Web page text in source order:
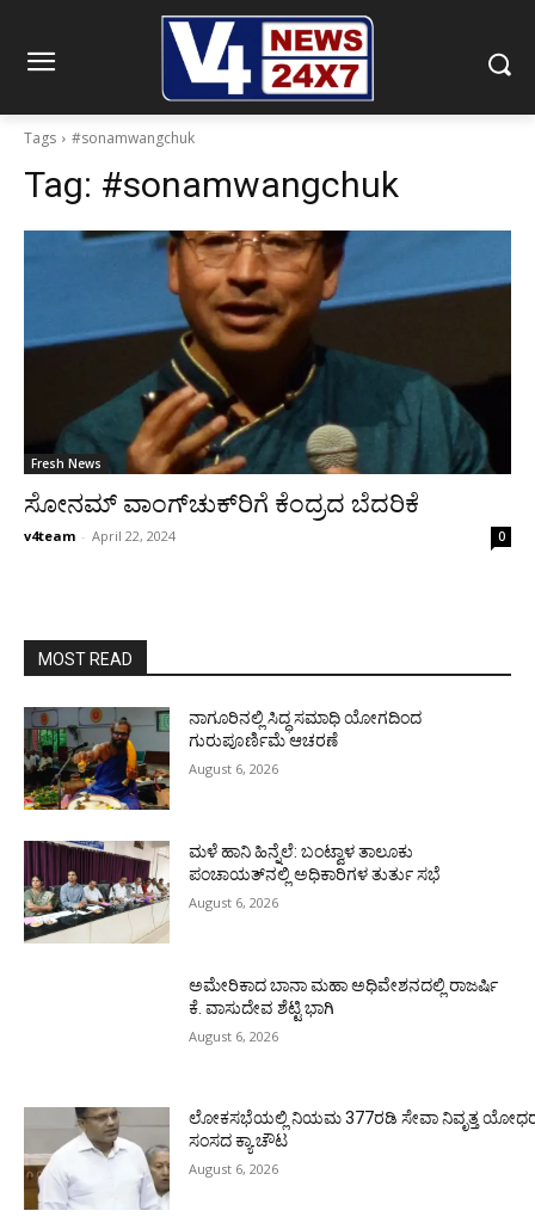
Tags #sonamwangchuk
Tag: #sonamwangchuk
Fresh News
ಸೋನಮ್ ವಾಂಗ್‍ಚುಕ್‍ರಿಗೆ ಕೆಂದ್ರದ ಬೆದರಿಕೆ
v4team - April 22, 2024 0
MOST READ
ನಾಗೂರಿನಲ್ಲಿ ಸಿದ್ಧ ಸಮಾಧಿ ಯೋಗದಿಂದ
ಗುರುಪೂರ್ಣಿಮೆ ಆಚರಣೆ
August 6, 2026
ಮಳೆ ಹಾನಿ ಹಿನ್ನೆಲೆ: ಬಂಟ್ವಾಳ ತಾಲೂಕು
ಪಂಚಾಯತ್‌ನಲ್ಲಿ ಅಧಿಕಾರಿಗಳ ತುರ್ತು ಸಭೆ
August 6, 2026
ಅಮೇರಿಕಾದ ಬಾನಾ ಮಹಾ ಅಧಿವೇಶನದಲ್ಲಿ ರಾಜರ್ಷಿ
ಕೆ. ವಾಸುದೇವ ಶೆಟ್ಟಿ ಭಾಗಿ
August 6, 2026
ಲೋಕಸಭೆಯಲ್ಲಿ ನಿಯಮ 377ರಡಿ ಸೇವಾ ನಿವೃತ್ತ
ಸಂಸದ ಕ್ಯಾ.ಚೌಟ
August 6, 2026